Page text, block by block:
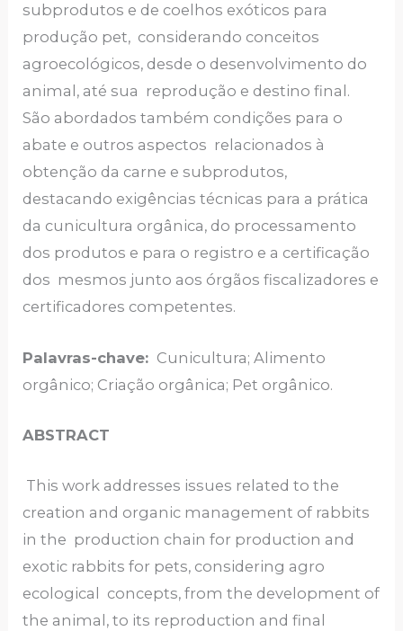
subprodutos e de coelhos exóticos para
produção pet, considerando conceitos
agroecológicos, desde o desenvolvimento do
animal, até sua reprodução e destino final.
São abordados também condições para o
abate e outros aspectos relacionados à
obtenção da carne e subprodutos,
destacando exigências técnicas para a prática
da cunicultura orgânica, do processamento
dos produtos e para o registro e a certificação
dos mesmos junto aos órgãos fiscalizadores e
certificadores competentes.
Palavras-chave: Cunicultura; Alimento
orgânico; Criação orgânica; Pet orgânico.
ABSTRACT
This work addresses issues related to the
creation and organic management of rabbits
in the production chain for production and
exotic rabbits for pets, considering agro
ecological concepts, from the development of
the animal, to its reproduction and final